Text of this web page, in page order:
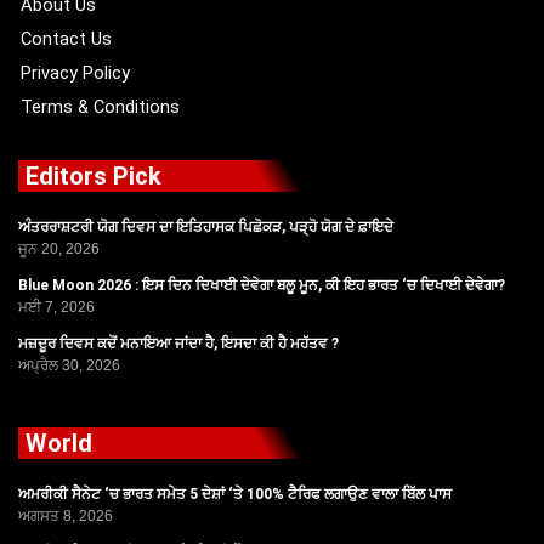
About Us
Contact Us
Privacy Policy
Terms & Conditions
Editors Pick
ਅੰਤਰਰਾਸ਼ਟਰੀ ਯੋਗ ਦਿਵਸ ਦਾ ਇਤਿਹਾਸਕ ਪਿਛੋਕੜ, ਪੜ੍ਹੋ ਯੋਗ ਦੇ ਫ਼ਾਇਦੇ
ਜੂਨ 20, 2026
Blue Moon 2026 : ਇਸ ਦਿਨ ਦਿਖਾਈ ਦੇਵੇਗਾ ਬਲੂ ਮੂਨ, ਕੀ ਇਹ ਭਾਰਤ ‘ਚ ਦਿਖਾਈ ਦੇਵੇਗਾ?
ਮਈ 7, 2026
ਮਜ਼ਦੂਰ ਦਿਵਸ ਕਦੋਂ ਮਨਾਇਆ ਜਾਂਦਾ ਹੈ, ਇਸਦਾ ਕੀ ਹੈ ਮਹੱਤਵ ?
ਅਪ੍ਰੈਲ 30, 2026
World
ਅਮਰੀਕੀ ਸੈਨੇਟ ‘ਚ ਭਾਰਤ ਸਮੇਤ 5 ਦੇਸ਼ਾਂ ‘ਤੇ 100% ਟੈਰਿਫ ਲਗਾਉਣ ਵਾਲਾ ਬਿੱਲ ਪਾਸ
ਅਗਸਤ 8, 2026